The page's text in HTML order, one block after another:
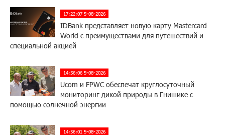
17:22:07 5-08-2026
IDBank представляет новую карту Mastercard
World с преимуществами для путешествий и
специальной акцией
14:56:06 5-08-2026
Ucom и FPWC обеспечат круглосуточный
мониторинг дикой природы в Гнишике с
помощью солнечной энергии
14:56:01 5-08-2026